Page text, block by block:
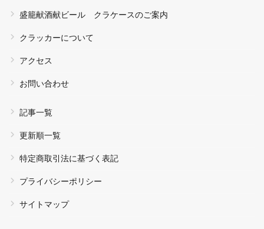
盛籠献酒献ビール クラケースのご案内
クラッカーについて
アクセス
お問い合わせ
記事一覧
更新順一覧
特定商取引法に基づく表記
プライバシーポリシー
サイトマップ